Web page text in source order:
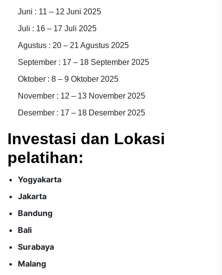
Juni : 11 – 12 Juni 2025
Juli : 16 – 17 Juli 2025
Agustus : 20 – 21 Agustus 2025
September : 17 – 18 September 2025
Oktober : 8 – 9 Oktober 2025
November : 12 – 13 November 2025
Desember : 17 – 18 Desember 2025
Investasi dan Lokasi
pelatihan:
Yogyakarta
Jakarta
Bandung
Bali
Surabaya
Malang